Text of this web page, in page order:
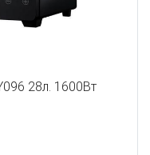
28л. 1600Вт